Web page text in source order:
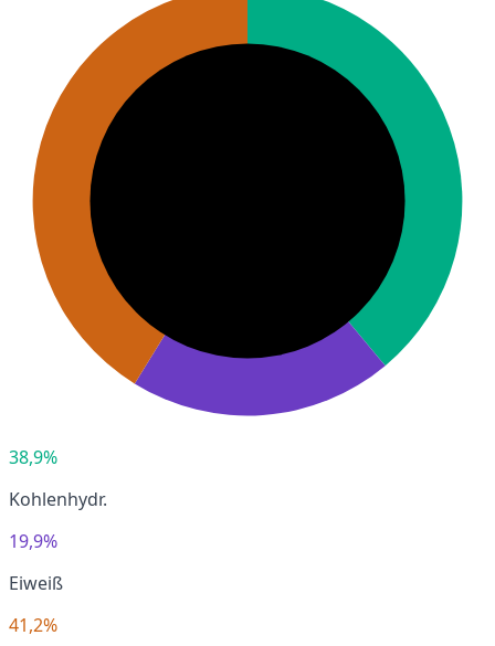
38,9%
Kohlenhydr.
19,9%
Eiweiß
41,2%